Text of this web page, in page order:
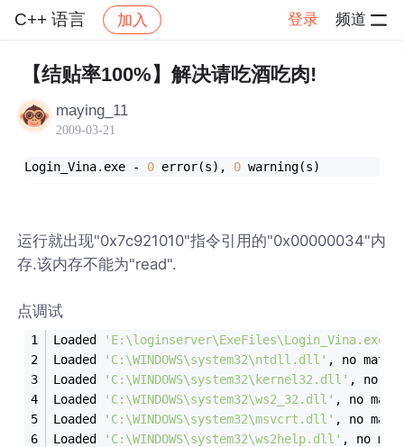
C++ 语言 加入 登录 频道
社区 C++ 语言 帖子详情
【结贴率100%】解决请吃酒吃肉!
maying_11
2009-03-21
Login_Vina.exe - 0 error(s), 0 warning(s)
运行就出现"0x7c921010"指令引用的"0x00000034"内
存.该内存不能为"read".
点调试
Loaded 'E:\loginserver\ExeFiles\Login_Vina.exe'
Loaded
'C:\WINDOWS\system32\ntdll.dll' , no
Loaded
'C:\WINDOWS\system32\kernel32.dll' , no
Loaded
'C:\WINDOWS\system32\ws2_32.dll' , no
Loaded
'C:\WINDOWS\system32\msvcrt.dll' , no
Loaded
'C:\WINDOWS\system32\ws2help.dll' , no